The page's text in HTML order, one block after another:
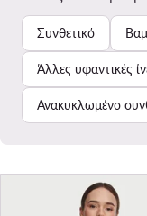
Συνθετικό
Άλλες υφαντικές
Ανακυκλωμένο